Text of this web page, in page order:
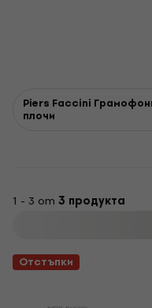
Piers Faccini
плочи
1 - 3 от 3 продукта
Отстъпки